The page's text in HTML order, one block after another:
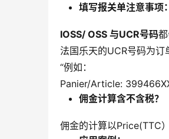
填写报关单注意事项：
IOSS/ OSS 与UCR号码
法国乐天的UCR号码为订
“例如：
Panier/Article:
佣金计算含不含税？
佣金的计算以Price(TTC）